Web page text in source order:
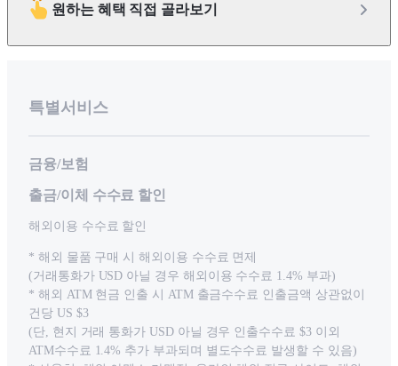
원하는 혜택 직접 골라보기
특별서비스
금융/보험
출금/이체 수수료 할인
해외이용 수수료 할인
* 해외 물품 구매 시 해외이용 수수료 면제
(거래통화가 USD 아닐 경우 해외이용 수수료 1.4% 부과)
* 해외 ATM 현금 인출 시 ATM 출금수수료 인출금액 상관없이
건당 US $3
(단, 현지 거래 통화가 USD 아닐 경우 인출수수료 $3 이외
ATM수수료 1.4% 추가 부과되며 별도수수료 발생할 수 있음)